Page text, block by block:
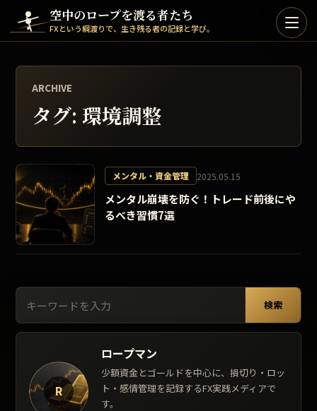
Skip to content空中のロープを渡る者たち
FXという綱渡りで、生き残る者の記録と学び。
ARCHIVE
タグ: 環境調整
メンタル・資金管理 2025.05.15
メンタル崩壊を防ぐ！トレード前後にや
るべき習慣7選
検索
R
ロープマン
少額資金とゴールドを中心に、損切り・ロッ
ト・感情管理を記録するFX実践メディアで
す。